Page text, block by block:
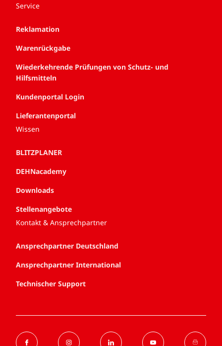
Service
Reklamation
Warenrückgabe
Wiederkehrende Prüfungen von Schutz- und
Hilfsmitteln
Kundenportal Login
Lieferantenportal
Wissen
BLITZPLANER
DEHNacademy
Downloads
Stellenangebote
Kontakt & Ansprechpartner
Ansprechpartner Deutschland
Ansprechpartner International
Technischer Support